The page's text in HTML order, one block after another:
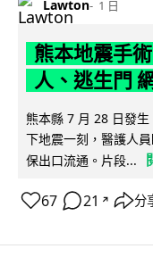
Lawton 1 日
熊本地震手
人、逃生門
熊本縣 7 月 28 日發
下地震一刻，醫護人
保出口流通。片段...
67 21 ↗ 分